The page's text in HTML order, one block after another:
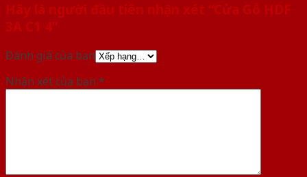
Hãy là người đầu tiên nhận xét “Cửa Gỗ HDF
3A C1 4”
Đánh giá của bạn
Nhận xét của bạn *